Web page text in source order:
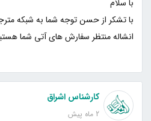
انشاله منتظر سفارش های آتی شما
کارشناس اشراق
2 ماه پیش